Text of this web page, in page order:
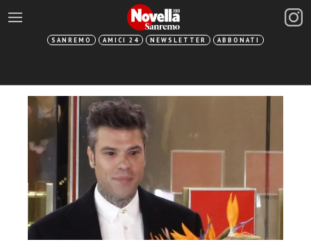
SANREMO AMICI 24 NEWSLETTER ABBONATI